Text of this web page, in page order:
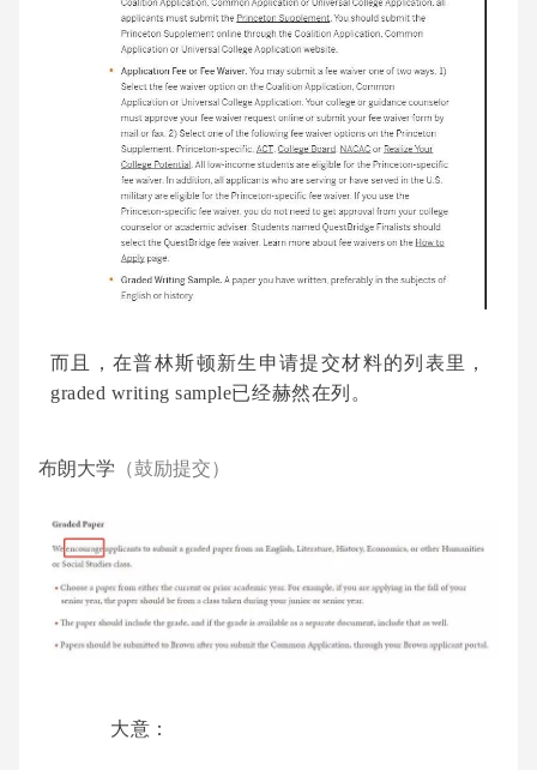
而且，在普林斯顿新生申请提交材料的列表里，
graded writing sample已经赫然在列。
布朗大学 （鼓励提交）
大意：